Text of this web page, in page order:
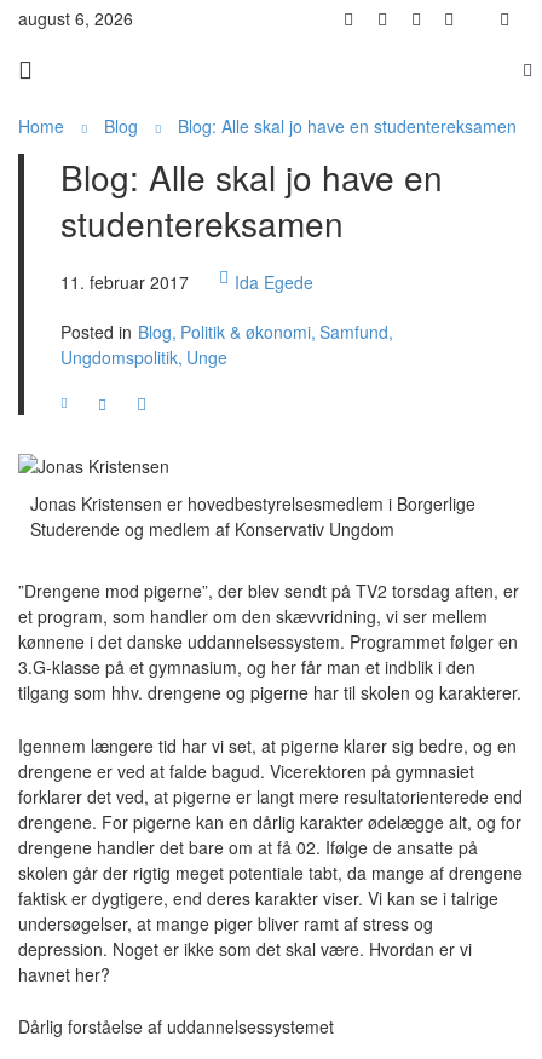
august 6, 2026
Home Blog Blog: Alle skal jo have en studentereksamen
Blog: Alle skal jo have en
studentereksamen
11. februar 2017 Ida Egede
Posted in Blog Politik & økonomi Samfund
Ungdomspolitik Unge
Jonas Kristensen er hovedbestyrelsesmedlem i Borgerlige
Studerende og medlem af Konservativ Ungdom
”Drengene mod pigerne”, der blev sendt på TV2 torsdag aften, er
et program, som handler om den skævvridning, vi ser mellem
kønnene i det danske uddannelsessystem. Programmet følger en
3.G-klasse på et gymnasium, og her får man et indblik i den
tilgang som hhv. drengene og pigerne har til skolen og karakterer.
Igennem længere tid har vi set, at pigerne klarer sig bedre, og en
drengene er ved at falde bagud. Vicerektoren på gymnasiet
forklarer det ved, at pigerne er langt mere resultatorienterede end
drengene. For pigerne kan en dårlig karakter ødelægge alt, og for
drengene handler det bare om at få 02. Ifølge de ansatte på
skolen går der rigtig meget potentiale tabt, da mange af drengene
faktisk er dygtigere, end deres karakter viser. Vi kan se i talrige
undersøgelser, at mange piger bliver ramt af stress og
depression. Noget er ikke som det skal være. Hvordan er vi
havnet her?
Dårlig forståelse af uddannelsessystemet